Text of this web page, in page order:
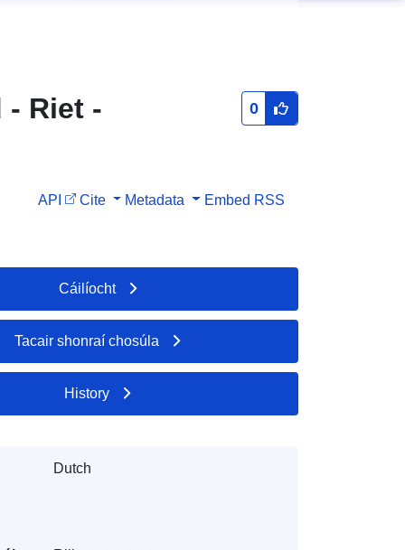
Riet -
0
API Cite Metadata Embed RSS
Cáilíocht
Tacair shonraí chosúla
History
Dutch